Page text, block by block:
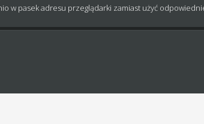
w pasek adresu przeglądarki zamiast użyć